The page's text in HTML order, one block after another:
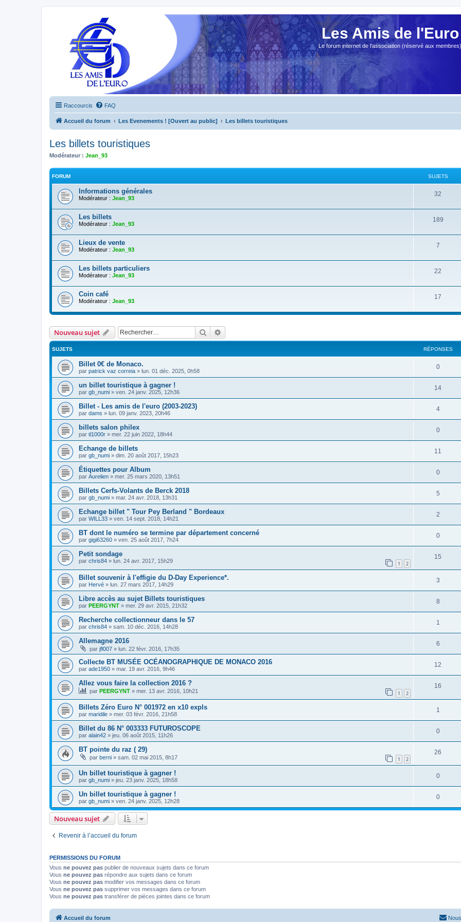
Les Amis de l'Euro
Le forum internet de l'association (réservé aux membres)
Raccourcis FAQ
Accueil du forum Les Evenements ! [Ouvert au public] Les billets touristiques
Les billets touristiques
Modérateur : Jean_93
FORUM SUJETS
Informations générales
Modérateur : Jean_93
32
Les billets
Modérateur : Jean_93
189
Lieux de vente
Modérateur : Jean_93
7
Les billets particuliers
Modérateur : Jean_93
22
Coin café
Modérateur : Jean_93
17
Nouveau sujet Rechercher
SUJETS RÉPONSES
Billet 0€ de Monaco.
par patrick vaz correia » lun. 01 déc. 2025, 0h58
0
un billet touristique à gagner !
par gb_numi » ven. 24 janv. 2025, 12h36
14
Billet - Les amis de l'euro (2003-2023)
par dams » lun. 09 janv. 2023, 20h46
4
billets salon philex
par tl1000r » mer. 22 juin 2022, 18h44
0
Echange de billets
par gb_numi » dim. 20 août 2017, 15h23
11
Étiquettes pour Album
par Aurelien » mer. 25 mars 2020, 13h51
0
Billets Cerfs-Volants de Berck 2018
par gb_numi » mar. 24 avr. 2018, 13h31
5
Echange billet " Tour Pey Berland " Bordeaux
par WILL33 » ven. 14 sept. 2018, 14h21
2
BT dont le numéro se termine par département concerné
par gigi63260 » ven. 25 août 2017, 7h24
0
Petit sondage
par chris84 » lun. 24 avr. 2017, 15h29 1 2
15
Billet souvenir à l'effigie du D-Day Experience*.
par Hervé » lun. 27 mars 2017, 14h29
3
Libre accès au sujet Billets touristiques
par PEERGYNT » mer. 29 avr. 2015, 21h32
8
Recherche collectionneur dans le 57
par chris84 » sam. 10 déc. 2016, 14h28
1
Allemagne 2016
par jfl007 » lun. 22 févr. 2016, 17h35
6
Collecte BT MUSÉE OCÉANOGRAPHIQUE DE MONACO 2016
par ade1950 » mar. 19 avr. 2016, 9h46
12
Allez vous faire la collection 2016 ?
par PEERGYNT » mer. 13 avr. 2016, 10h21 1 2
16
Billets Zéro Euro N° 001972 en x10 expls
par maridile » mer. 03 févr. 2016, 21h58
1
Billet du 86 N° 003333 FUTUROSCOPE
par alain42 » jeu. 06 août 2015, 11h26
0
BT pointe du raz ( 29)
par berni » sam. 02 mai 2015, 8h17 1 2
26
Un billet touristique à gagner !
par gb_numi » jeu. 23 janv. 2025, 18h58
0
Un billet touristique à gagner !
par gb_numi » ven. 24 janv. 2025, 12h28
0
Nouveau sujet
Revenir à l’accueil du forum
PERMISSIONS DU FORUM
Vous ne pouvez pas publier de nouveaux sujets dans ce forum
Vous ne pouvez pas répondre aux sujets dans ce forum
Vous ne pouvez pas modifier vos messages dans ce forum
Vous ne pouvez pas supprimer vos messages dans ce forum
Vous ne pouvez pas transférer de pièces jointes dans ce forum
Accueil du forum